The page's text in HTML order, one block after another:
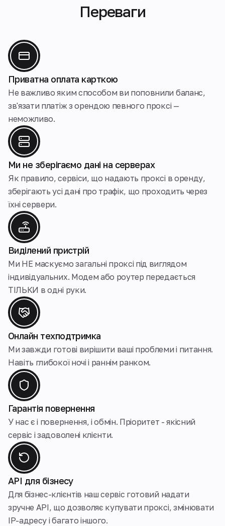
Переваги
Приватна оплата карткою
Не важливо яким способом ви поповнили баланс,
зв'язати платіж з орендою певного проксі —
неможливо.
Ми не зберігаємо дані на серверах
Як правило, сервіси, що надають проксі в оренду,
зберігають усі дані про трафік, що проходить через
їхні сервери.
Виділений пристрій
Ми НЕ маскуємо загальнi проксі під виглядом
індивідуальних. Модем або роутер передається
ТІЛЬКИ в одні руки.
Онлайн техподтримка
Ми завжди готові вирішити ваші проблеми і питання.
Навіть глибокої ночі і раннім ранком.
Гарантія повернення
У нас є і повернення, і обмін. Пріоритет - якісний
сервіс і задоволені клієнти.
API для бізнесу
Для бізнес-клієнтів наш сервіс готовий надати
зручне API, що дозволяє купувати проксі, змінювати
IP-адресу і багато іншого.